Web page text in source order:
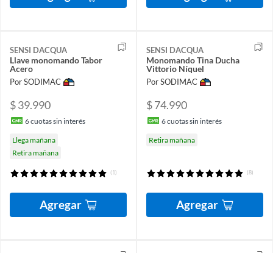
SENSI DACQUA
Llave monomando Tabor
Acero
Por SODIMAC
$ 39.990
6cuotas sin interés
Llega mañana
Retira mañana
(1)
Agregar
SENSI DACQUA
Monomando Tina Ducha
Vittorio Níquel
Por SODIMAC
$ 74.990
6cuotas sin interés
Retira mañana
(8)
Agregar